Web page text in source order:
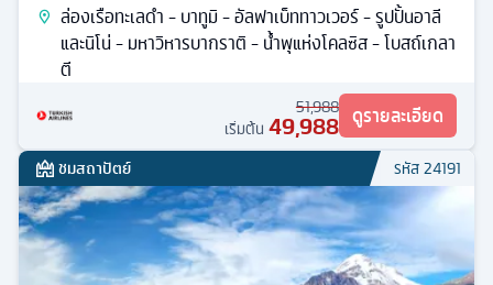
ล่องเรือทะเลดำ - บาทูมิ - อัลฟาเบ็ททาวเวอร์ - รูปปั้นอาลี
และนิโน่ - มหาวิหารบากราติ - น้ำพุแห่งโคลซิส - โบสถ์เกลา
ตี
51,988
เริ่มต้น 49,988 ดูรายละเอียด
ชมสถาปัตย์ รหัส24191